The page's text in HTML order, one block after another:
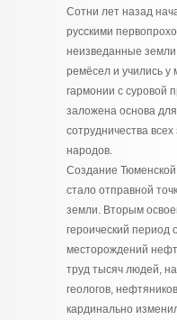
Сотни лет назад
русскими
неизведанные
ремёсел и учились у
гармонии с суровой
заложена основа
сотрудничества
народов.
Создание Тюменской
стало отправной
земли. Вторым
героический период
месторождений
труд тысяч людей,
геологов,
кардинально